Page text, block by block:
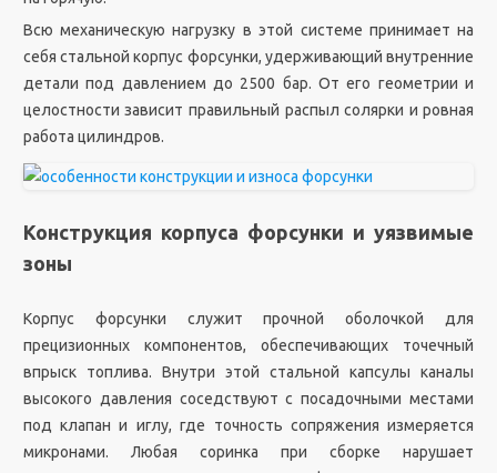
Всю механическую нагрузку в этой системе принимает на
себя стальной корпус форсунки, удерживающий внутренние
детали под давлением до 2500 бар. От его геометрии и
целостности зависит правильный распыл солярки и ровная
работа цилиндров.
Конструкция корпуса форсунки и уязвимые
зоны
Корпус форсунки служит прочной оболочкой для
прецизионных компонентов, обеспечивающих точечный
впрыск топлива. Внутри этой стальной капсулы каналы
высокого давления соседствуют с посадочными местами
под клапан и иглу, где точность сопряжения измеряется
микронами. Любая соринка при сборке нарушает